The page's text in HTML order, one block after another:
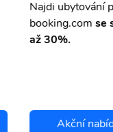
Najdi ubytování
booking.comse
až 30%.
Akční